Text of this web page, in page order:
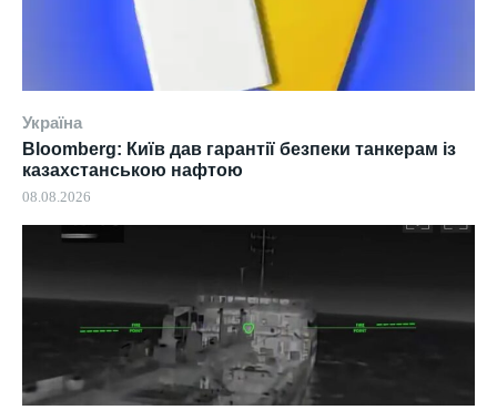
Україна
Bloomberg: Київ дав гарантії безпеки танкерам із
казахстанською нафтою
08.08.2026